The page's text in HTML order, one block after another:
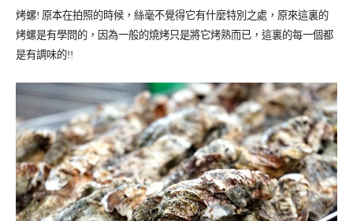
烤螺! 原本在拍照的時候，絲毫不覺得它有什麼特別之處，原來這裏的
烤螺是有學問的，因為一般的燒烤只是將它烤熟而已，這裏的每一個都
是有調味的!!